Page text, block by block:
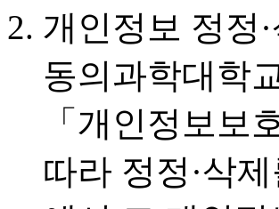
개인정보 정정
동의과학대학
「개인정보보
따라 정정·삭